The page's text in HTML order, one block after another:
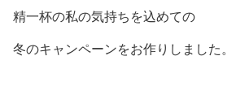
精一杯の私の気持ちを込めての
冬のキャンペーンをお作りしました。